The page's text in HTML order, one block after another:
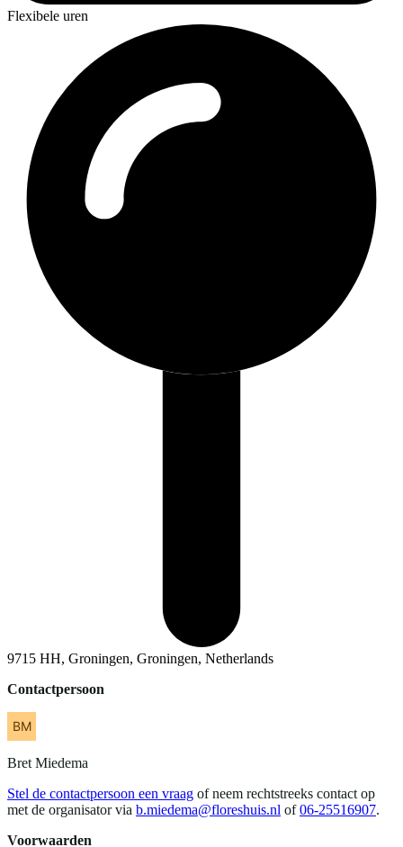
Flexibele uren
9715 HH, Groningen, Groningen, Netherlands
Contactpersoon
Bret Miedema
Stel de contactpersoon een vraag of neem rechtstreeks contact op
met de organisator via b.miedema@floreshuis.nl of 06-25516907.
Voorwaarden